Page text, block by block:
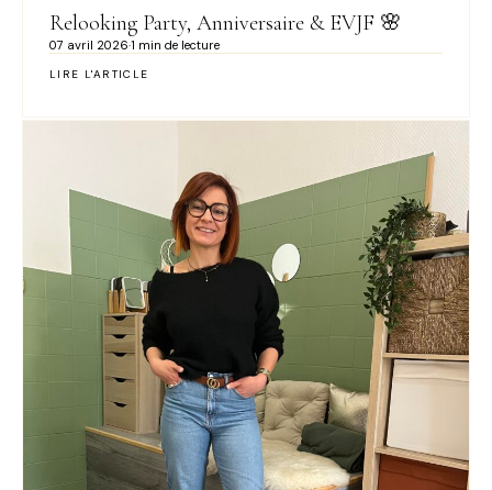
Relooking Party, Anniversaire & EVJF 🌸
07 avril 2026·1 min de lecture
LIRE L'ARTICLE